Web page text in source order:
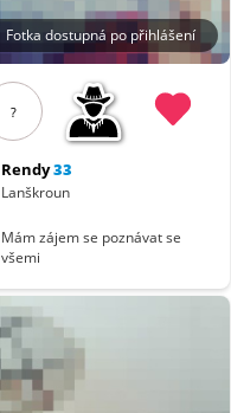
Fotka dostupná po přihlášení
?
Rendy33
Lanškroun
Mám zájem se poznávat se
všemi